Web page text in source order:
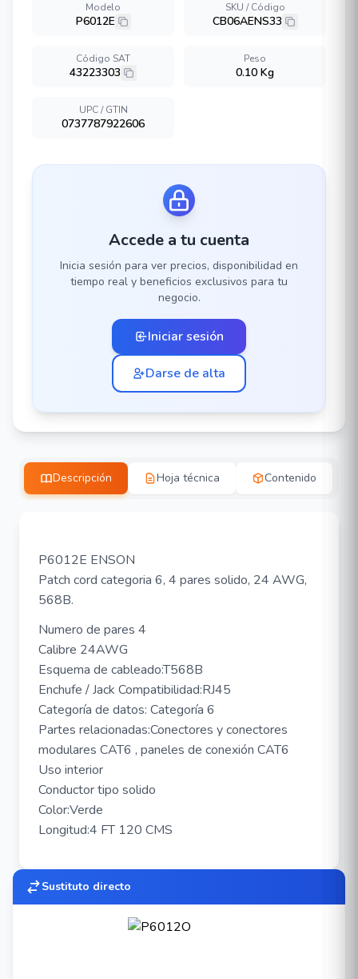
Modelo
P6012E
SKU / Código
CB06AENS33
Código SAT
43223303
Peso
0.10 Kg
UPC / GTIN
0737787922606
Accede a tu cuenta
Inicia sesión para ver precios, disponibilidad en
tiempo real y beneficios exclusivos para tu
negocio.
Iniciar sesión
Darse de alta
Descripción Hoja técnica Contenido
P6012E ENSON
Patch cord categoria 6, 4 pares solido, 24 AWG,
568B.
Numero de pares 4
Calibre 24AWG
Esquema de cableado:T568B
Enchufe / Jack Compatibilidad:RJ45
Categoría de datos: Categoría 6
Partes relacionadas:Conectores y conectores
modulares CAT6 , paneles de conexión CAT6
Uso interior
Conductor tipo solido
Color:Verde
Longitud:4 FT 120 CMS
Sustituto directo